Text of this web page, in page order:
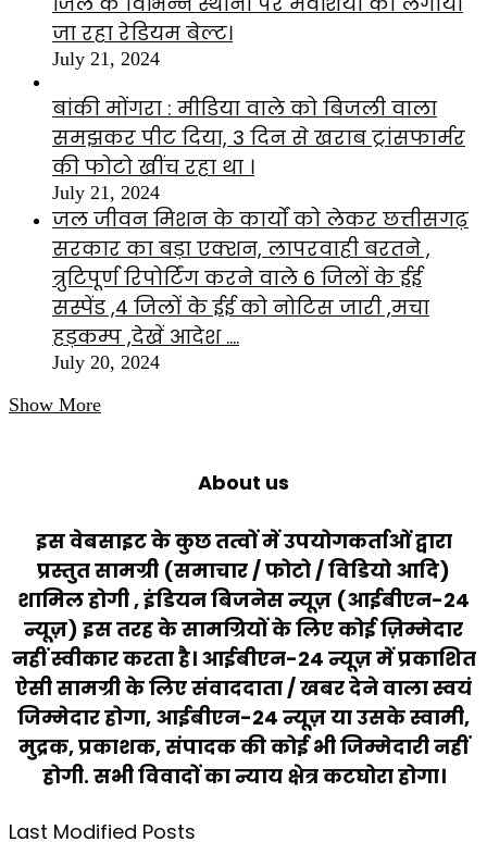
जा रहा रेडियम बेल्ट।
July 21, 2024
बांकी मोंगरा : मीडिया वाले को बिजली वाला
समझकर पीट दिया, 3 दिन से खराब ट्रांसफार्मर
की फोटो खींच रहा था ।
July 21, 2024
जल जीवन मिशन के कार्यों को लेकर छत्तीसगढ़
सरकार का बड़ा एक्शन, लापरवाही बरतने ,
त्रुटिपूर्ण रिपोर्टिंग करने वाले 6 जिलों के ईई
सस्पेंड ,4 जिलों के ईई को नोटिस जारी ,मचा
हड़कम्प ,देखें आदेश ….
July 20, 2024
Show More
About us
इस वेबसाइट के कुछ तत्वों में उपयोगकर्ताओं द्वारा
प्रस्तुत सामग्री (समाचार / फोटो / विडियो आदि)
शामिल होगी , इंडियन बिजनेस न्यूज़ (आईबीएन-24
न्यूज़) इस तरह के सामग्रियों के लिए कोई ज़िम्मेदार
नहीं स्वीकार करता है। आईबीएन-24 न्यूज़ में प्रकाशित
ऐसी सामग्री के लिए संवाददाता / खबर देने वाला स्वयं
जिम्मेदार होगा, आईबीएन-24 न्यूज़ या उसके स्वामी,
मुद्रक, प्रकाशक, संपादक की कोई भी जिम्मेदारी नहीं
होगी. सभी विवादों का न्याय क्षेत्र कटघोरा होगा।
Last Modified Posts